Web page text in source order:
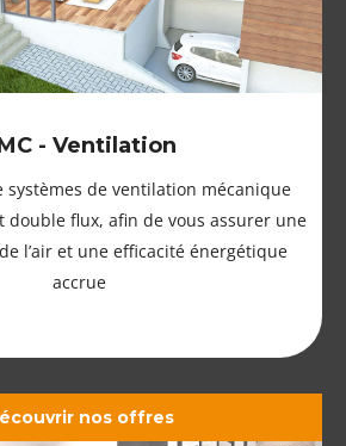
- Ventilation
systèmes de ventilation mécanique
double flux, afin de vous assurer une
l’air et une efficacité énergétique
accrue
nos offres